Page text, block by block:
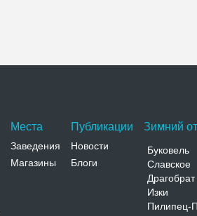
Места
Заведения
Магазины
Публикации
Новости
Блоги
Зимний
Буковель
Славское
Драгобрат
Изки
Пилипец-